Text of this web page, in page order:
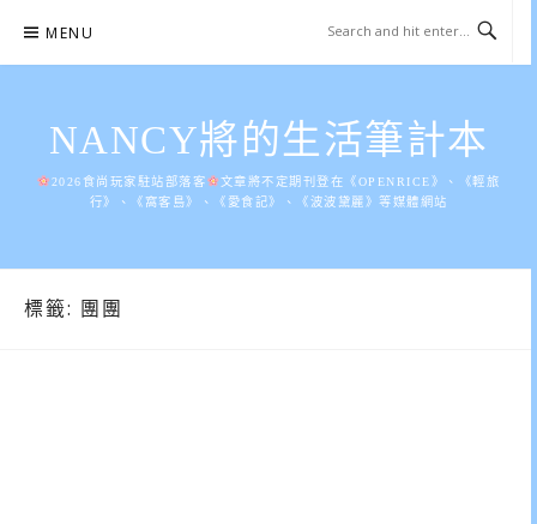
content
MENU
NANCY將的生活筆計本
2026食尚玩家駐站部落客
文章將不定期刊登在《OPENRICE》、《輕旅
行》、《窩客島》、《愛食記》、《波波黛麗》等媒體網站
標籤: 團團